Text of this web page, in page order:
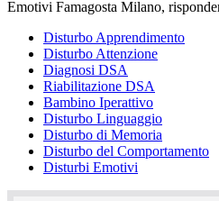
Disturbo Apprendimento
Disturbo Attenzione
Diagnosi DSA
Riabilitazione DSA
Bambino Iperattivo
Disturbo Linguaggio
Disturbo di Memoria
Disturbo del Comportamento
Disturbi Emotivi